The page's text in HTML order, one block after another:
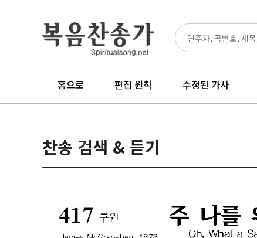
홈으로 편집 원칙 수정된 가사
찬송 검색 & 듣기